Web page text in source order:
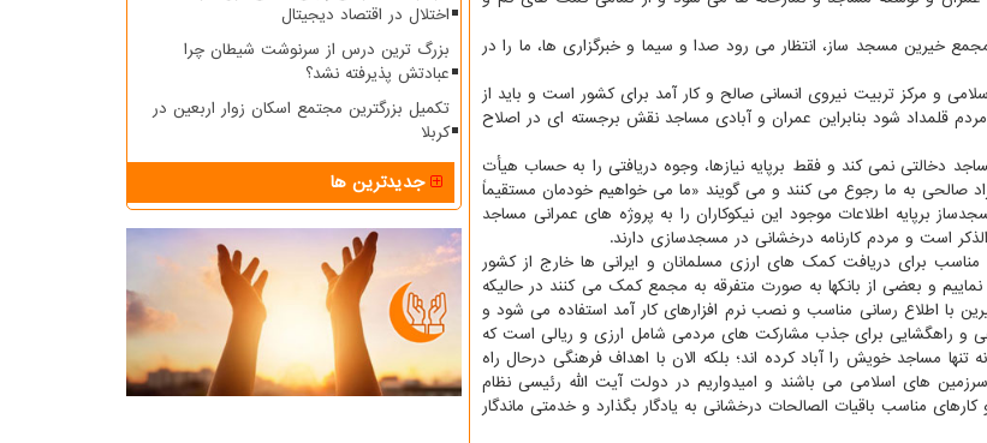
خیرین مسجد ساز، انتظار می رود صدا و سیما و خبرگزاری ها، ما را در
و مرکز تربیت نیروی انسانی صالح و کار آمد برای کشور است و باید از
قلمداد شود بنابراین عمران و آبادی مساجد نقش برجسته ای در اصلاح
دخالتی نمی کند و فقط برپایه نیازها، وجوه دریافتی را به حساب هیأت
صالحی به ما رجوع می کنند و می گویند «ما می خواهیم خودمان مستقیماً
اطلاعات موجود این نیکوکاران را به پروژه های عمرانی مساجد
است و مردم کارنامه درخشانی در مسجدسازی دارند.
برای دریافت کمک های ارزی مسلمانان و ایرانی ها خارج از کشور
و بعضی از بانکها به صورت متفرقه به مجمع کمک می کنند در حالیکه
با اطلاع رسانی مناسب و نصب نرم افزارهای کار آمد استفاده می شود و
و راهگشایی برای جذب مشارکت های مردمی شامل ارزی و ریالی است که
مساجد خویش را آباد کرده اند؛ بلکه الان با اهداف فرهنگی درحال راه
های اسلامی می باشند و امیدواریم در دولت آیت الله رئیسی نظام
مناسب باقیات الصالحات درخشانی به یادگار بگذارد و خدمتی ماندگار
اختلال در اقتصاد دیجیتال
بزرگ ترین درس از سرنوشت شیطان چرا
عبادتش پذیرفته نشد؟
تکمیل بزرگترین مجتمع اسکان زوار اربعین در
کربلا
جدیدترین ها